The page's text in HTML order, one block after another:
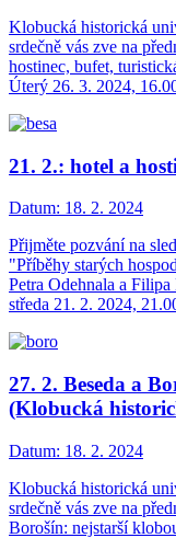
Klobucká historická
srdečně vás zve na
hostinec, bufet,
Úterý 26. 3. 2024,
21. 2.: hotel a
Datum: 18. 2. 2024
Přijměte pozvání na
"Příběhy starých
Petra Odehnala a
středa 21. 2. 2024,
27. 2. Beseda a
(Klobucká
Datum: 18. 2. 2024
Klobucká historická
srdečně vás zve na
Borošín: nejstarší